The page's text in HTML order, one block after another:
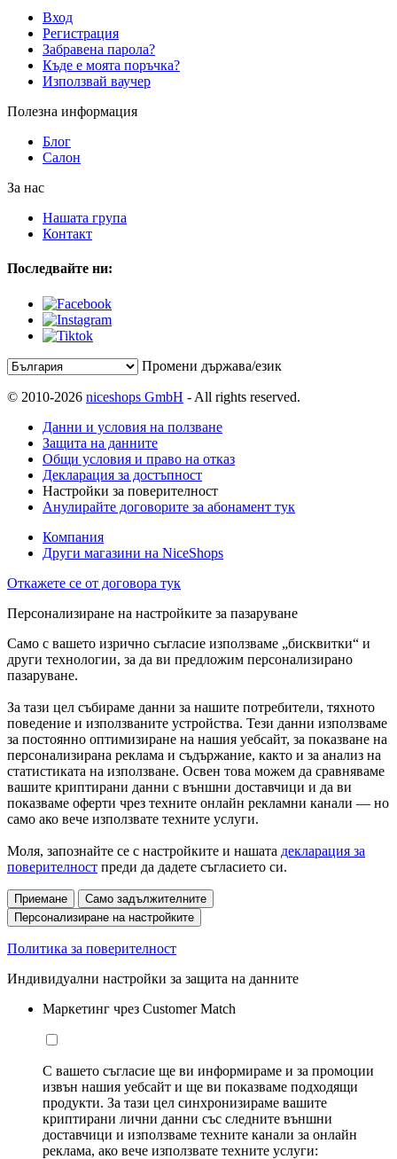
Вход
Регистрация
Забравена парола?
Къде е моята поръчка?
Използвай ваучер
Полезна информация
Блог
Салон
За нас
Нашата група
Контакт
Последвайте ни:
Промени държава/език
© 2010-2026 niceshops GmbH - All rights reserved.
Данни и условия на ползване
Защита на данните
Общи условия и право на отказ
Декларация за достъпност
Настройки за поверителност
Анулирайте договорите за абонамент тук
Компания
Други магазини на NiceShops
Откажете се от договора тук
Персонализиране на настройките за пазаруване
Само с вашето изрично съгласие използваме „бисквитки“ и
други технологии, за да ви предложим персонализирано
пазаруване.
За тази цел събираме данни за нашите потребители, тяхното
поведение и използваните устройства. Тези данни използваме
за постоянно оптимизиране на нашия уебсайт, за показване на
персонализирана реклама и съдържание, както и за анализ на
статистиката на използване. Освен това можем да сравняваме
вашите криптирани данни с външни доставчици и да ви
показваме оферти чрез техните онлайн рекламни канали — но
само ако вече използвате техните услуги.
Моля, запознайте се с настройките и нашата декларация за
поверителност преди да дадете съгласието си.
Приемане
Само задължителните
Персонализиране на настройките
Политика за поверителност
Индивидуални настройки за защита на данните
Маркетинг чрез Customer Match
С вашето съгласие ще ви информираме и за промоции
извън нашия уебсайт и ще ви показваме подходящи
продукти. За тази цел синхронизираме вашите
криптирани лични данни със следните външни
доставчици и използваме техните канали за онлайн
реклама, ако вече използвате техните услуги: